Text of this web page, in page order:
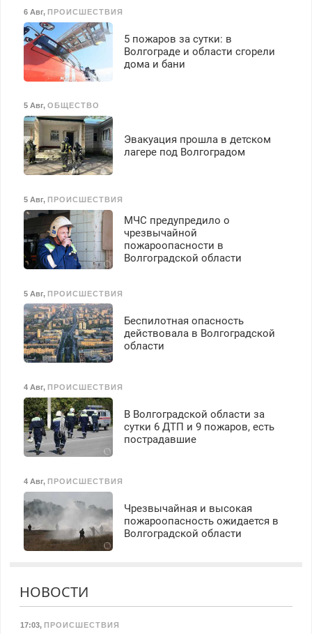
6 Авг, ПРОИСШЕСТВИЯ
5 пожаров за сутки: в
Волгограде и области сгорели
дома и бани
5 Авг, ОБЩЕСТВО
Эвакуация прошла в детском
лагере под Волгоградом
5 Авг, ПРОИСШЕСТВИЯ
МЧС предупредило о
чрезвычайной
пожароопасности в
Волгоградской области
5 Авг, ПРОИСШЕСТВИЯ
Беспилотная опасность
действовала в Волгоградской
области
4 Авг, ПРОИСШЕСТВИЯ
В Волгоградской области за
сутки 6 ДТП и 9 пожаров, есть
пострадавшие
4 Авг, ПРОИСШЕСТВИЯ
Чрезвычайная и высокая
пожароопасность ожидается в
Волгоградской области
НОВОСТИ
17:03, ПРОИСШЕСТВИЯ